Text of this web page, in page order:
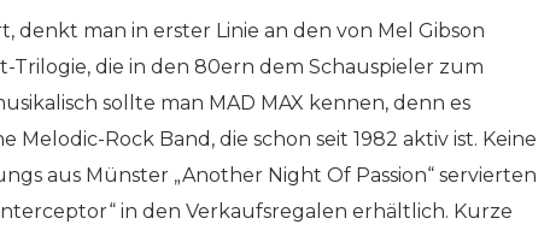
denkt man in erster Linie an den von Mel Gibson
die in den 80ern dem Schauspieler zum
sollte man MAD MAX kennen, denn es
Rock Band, die schon seit 1982 aktiv ist. Keine
aus Münster „Another Night Of Passion“ servierten
in den Verkaufsregalen erhältlich. Kurze